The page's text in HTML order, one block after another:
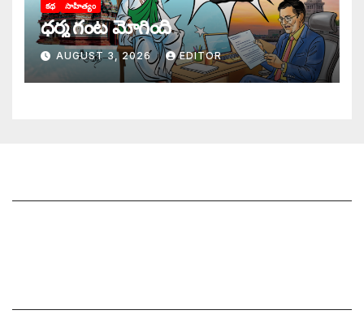
కథ సాహిత్యం
ధర్మ గంట మోగింది
AUGUST 3, 2026 EDITOR